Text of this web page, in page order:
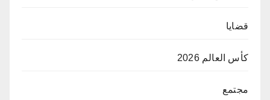
قضايا
كأس العالم 2026
مجتمع